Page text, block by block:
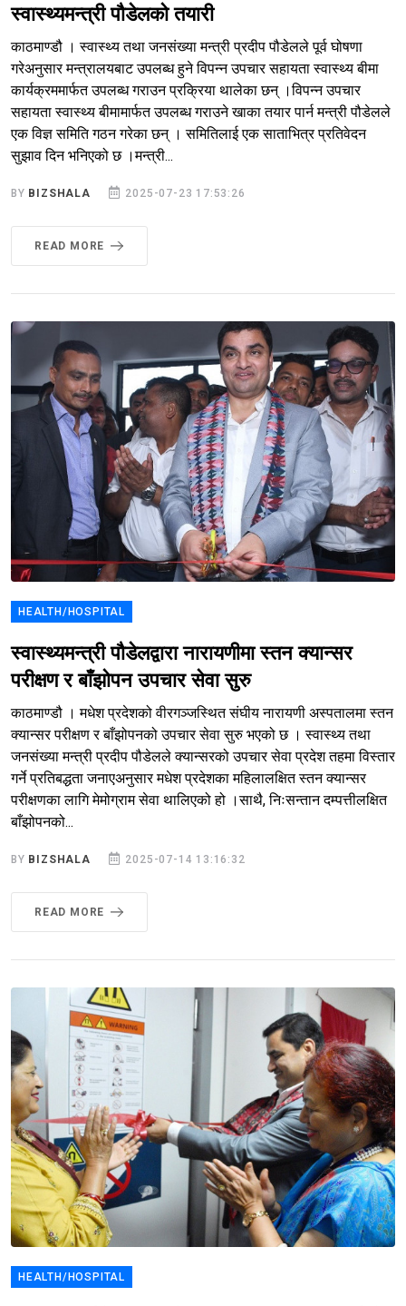
स्वास्थ्यमन्त्री पौडेलको तयारी
काठमाण्डौ । स्वास्थ्य तथा जनसंख्या मन्त्री प्रदीप पौडेलले पूर्व घोषणा
गरेअनुसार मन्त्रालयबाट उपलब्ध हुने विपन्न उपचार सहायता स्वास्थ्य बीमा
कार्यक्रममार्फत उपलब्ध गराउन प्रक्रिया थालेका छन् ।विपन्न उपचार
सहायता स्वास्थ्य बीमामार्फत उपलब्ध गराउने खाका तयार पार्न मन्त्री पौडेलले
एक विज्ञ समिति गठन गरेका छन् । समितिलाई एक साताभित्र प्रतिवेदन
सुझाव दिन भनिएको छ ।मन्त्री...
BY BIZSHALA 2025-07-23 17:53:26
READ MORE
HEALTH/HOSPITAL
स्वास्थ्यमन्त्री पौडेलद्वारा नारायणीमा स्तन क्यान्सर
परीक्षण र बाँझोपन उपचार सेवा सुरु
काठमाण्डौ । मधेश प्रदेशको वीरगञ्जस्थित संघीय नारायणी अस्पतालमा स्तन
क्यान्सर परीक्षण र बाँझोपनको उपचार सेवा सुरु भएको छ । स्वास्थ्य तथा
जनसंख्या मन्त्री प्रदीप पौडेलले क्यान्सरको उपचार सेवा प्रदेश तहमा विस्तार
गर्ने प्रतिबद्धता जनाएअनुसार मधेश प्रदेशका महिलालक्षित स्तन क्यान्सर
परीक्षणका लागि मेमोग्राम सेवा थालिएको हो ।साथै, निःसन्तान दम्पत्तीलक्षित
बाँझोपनको...
BY BIZSHALA 2025-07-14 13:16:32
READ MORE
HEALTH/HOSPITAL